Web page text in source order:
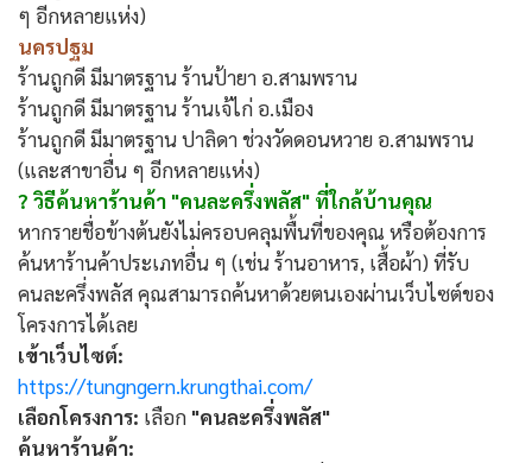
ๆ อีกหลายแห่ง)
นครปฐม
ร้านถูกดี มีมาตรฐาน ร้านป้ายา อ.สามพราน
ร้านถูกดี มีมาตรฐาน ร้านเจ้ไก่ อ.เมือง
ร้านถูกดี มีมาตรฐาน ปาลิดา ช่วงวัดดอนหวาย อ.สามพราน
(และสาขาอื่น ๆ อีกหลายแห่ง)
? วิธีค้นหาร้านค้า "คนละครึ่งพลัส" ที่ใกล้บ้านคุณ
หากรายชื่อข้างต้นยังไม่ครอบคลุมพื้นที่ของคุณ หรือต้องการ
ค้นหาร้านค้าประเภทอื่น ๆ (เช่น ร้านอาหาร, เสื้อผ้า) ที่รับ
คนละครึ่งพลัส คุณสามารถค้นหาด้วยตนเองผ่านเว็บไซต์ของ
โครงการได้เลย
เข้าเว็บไซต์:
https://tungngern.krungthai.com/
เลือกโครงการ: เลือก "คนละครึ่งพลัส"
ค้นหาร้านค้า: